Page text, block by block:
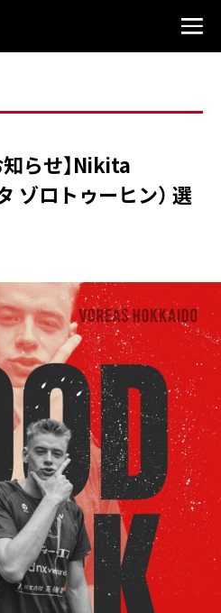
らせ】Nikita
ゾロトゥーヒン） 選